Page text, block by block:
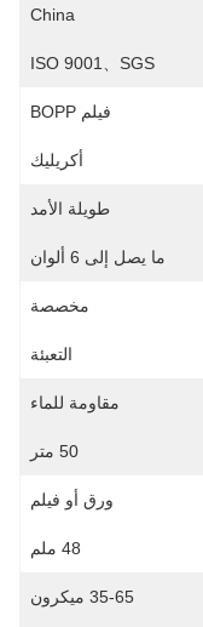
China
ISO 9001、SGS
فيلم BOPP
أكريليك
طويلة الأمد
ما يصل إلى 6 ألوان
مخصصة
التعبئة
مقاومة للماء
50 متر
ورق أو فيلم
48 ملم
35-65 ميكرون